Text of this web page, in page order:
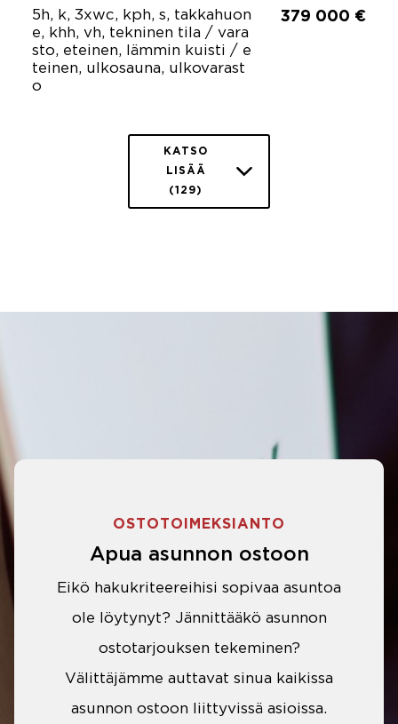
5h, k, 3xwc, kph, s, takkahuon
e, khh, vh, tekninen tila / vara
sto, eteinen, lämmin kuisti / e
teinen, ulkosauna, ulkovarast
o
379 000 €
KATSO
LISÄÄ
(129)
OSTOTOIMEKSIANTO
Apua asunnon ostoon
Eikö hakukriteereihisi sopivaa asuntoa
ole löytynyt? Jännittääkö asunnon
ostotarjouksen tekeminen?
Välittäjämme auttavat sinua kaikissa
asunnon ostoon liittyvissä asioissa.